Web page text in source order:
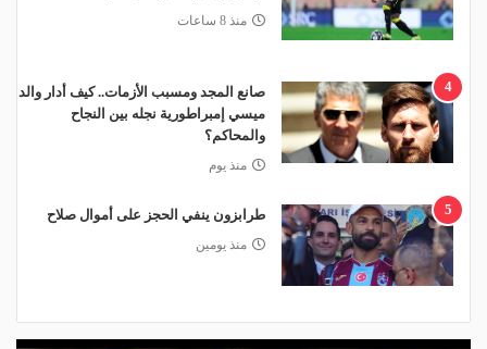
منذ 8 ساعات
4
صانع المجد ومسبب الأزمات.. كيف أدار والد
ميسي إمبراطورية نجله بين النجاح
والمحاكم؟
منذ يوم
5 طرابزون ينفي الحجز على أموال صلاح
منذ يومين